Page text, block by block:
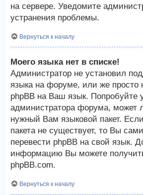
на сервере. Уведомите
устранения проблемы.
Вернуться к началу
Моего языка нет в списке!
Администратор не установил
языка на форуме, или же просто
phpBB на Ваш язык. Попробуйте
администратора форума, может
нужный Вам языковой пакет. Если
пакета не существует, то Вы
перевести phpBB на свой язык.
информацию Вы можете
phpBB.com.
Вернуться к началу